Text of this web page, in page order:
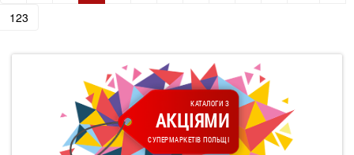
123
КАТАЛОГИ З
АКЦІЯМИ
СУПЕРМАРКЕТІВ ПОЛЬЩІ